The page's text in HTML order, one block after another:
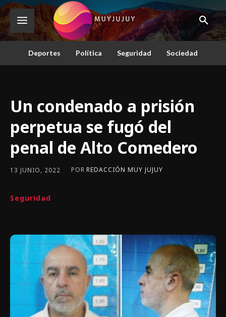
Deportes Política Seguridad Sociedad
Un condenado a prisión
perpetua se fugó del
penal de Alto Comedero
13 JUNIO, 2022 POR REDACCIÓN MUY JUJUY
Seguridad